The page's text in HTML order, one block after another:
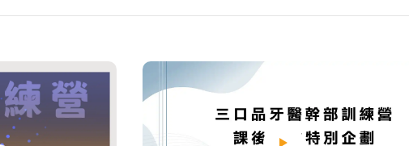
All-on-4一日全口重建
Zygoma Implant 實作
課程
牙醫診所經營管理課程
三口品牙醫幹部訓練營